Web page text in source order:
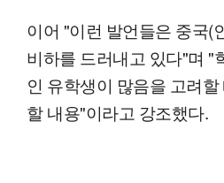
이어 "이런 발언들은 중국(
비하를 드러내고 있다"며 "
인 유학생이 많음을 고려
할 내용"이라고 강조했다.